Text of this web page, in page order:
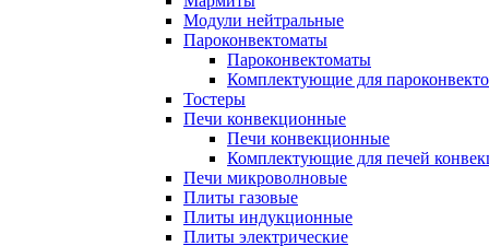
Модули нейтральные
Пароконвектоматы
Пароконвектоматы
Комплектующие для
Тостеры
Печи конвекционные
Печи конвекционные
Комплектующие для печей
Печи микроволновые
Плиты газовые
Плиты индукционные
Плиты электрические